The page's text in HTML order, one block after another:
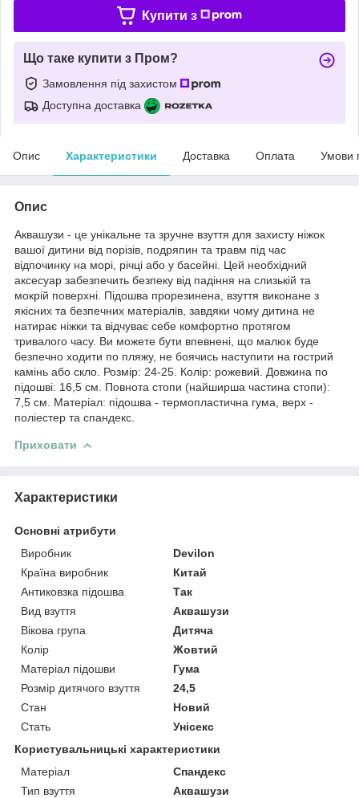
Купити з
Що таке купити з Пром?
Замовлення під захистом
Доступна доставка
Опис Характеристики Доставка Оплата Умови
Опис
Аквашузи - це унікальне та зручне взуття для захисту ніжок
вашої дитини від порізів, подряпин та травм під час
відпочинку на морі, річці або у басейні. Цей необхідний
аксесуар забезпечить безпеку від падіння на слизькій та
мокрій поверхні. Підошва прорезинена, взуття виконане з
якісних та безпечних матеріалів, завдяки чому дитина не
натирає ніжки та відчуває себе комфортно протягом
тривалого часу. Ви можете бути впевнені, що малюк буде
безпечно ходити по пляжу, не боячись наступити на гострий
камінь або скло. Розмір: 24-25. Колір: рожевий. Довжина по
підошві: 16,5 см. Повнота стопи (найширша частина стопи):
7,5 см. Матеріал: підошва - термопластична гума, верх -
поліестер та спандекс.
Приховати
Характеристики
Основні атрибути
Виробник
Devilon
Країна виробник
Китай
Антиковзка підошва
Так
Вид взуття
Аквашузи
Вікова група
Дитяча
Колір
Жовтий
Матеріал підошви
Гума
Розмір дитячого взуття
24,5
Стан
Новий
Стать
Унісекс
Користувальницькі характеристики
Матеріал
Спандекс
Тип взуття
Аквашузи